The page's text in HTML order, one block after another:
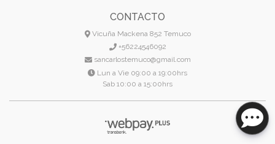
CONTACTO
Vicuña Mackena 852 Temuco
+56224546092
sancarlostemuco@gmail.com
Lun a Vie 09:00 a 19:00hrs
Sab 10:00 a 15:00hrs